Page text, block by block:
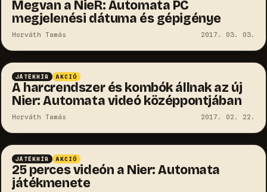
Megvan a NieR: Automata PC
megjelenési dátuma és gépigénye
Horváth Tamás 2017. 03. 03.
JÁTÉKHÍR AKCIÓ
A harcrendszer és kombók állnak az új
Nier: Automata videó középpontjában
Horváth Tamás 2017. 02. 22.
JÁTÉKHÍR AKCIÓ
25 perces videón a Nier: Automata
játékmenete